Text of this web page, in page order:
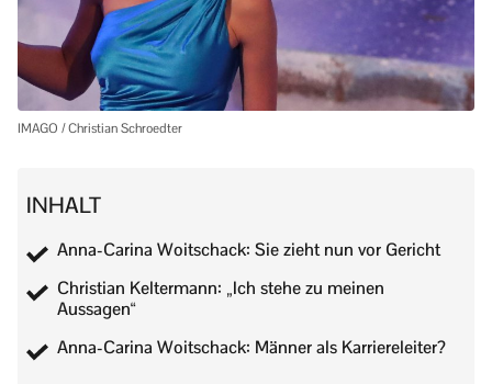
IMAGO / Christian Schroedter
INHALT
Anna-Carina Woitschack: Sie zieht nun vor Gericht
Christian Keltermann: „Ich stehe zu meinen
Aussagen“
Anna-Carina Woitschack: Männer als Karriereleiter?